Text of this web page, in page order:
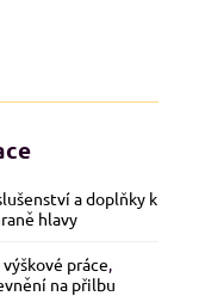
a doplňky k
hlavy
výškové práce,
na přilbu
VELIKOSTI XXL+